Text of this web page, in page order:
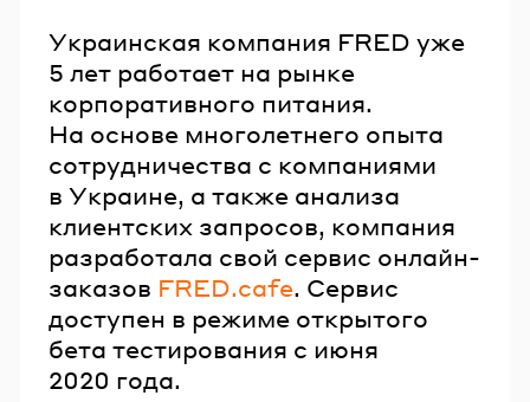
Украинская компания FRED уже
5 лет работает на рынке
корпоративного питания.
На основе многолетнего опыта
сотрудничества с компаниями
в Украине, а также анализа
клиентских запросов, компания
разработала свой сервис онлайн-
заказов FRED.cafe. Сервис
доступен в режиме открытого
бета тестирования с июня
2020 года.